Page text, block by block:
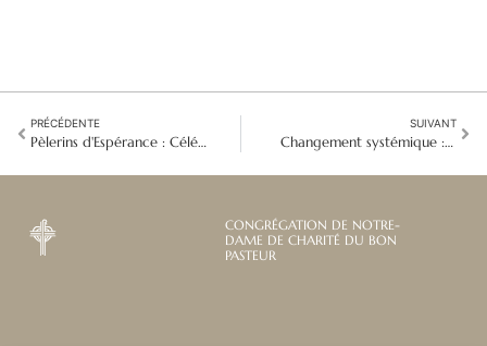
PRÉCÉDENTE
Pèlerins d'Espérance : Célébration de la vie et de l'héritage de saint Jean Eudes
SUIVANT
Changement systémique : Le combat des sœurs contre l’exploitation financière des personnes âgées
CONGRÉGATION DE NOTRE-
DAME DE CHARITÉ DU BON
PASTEUR